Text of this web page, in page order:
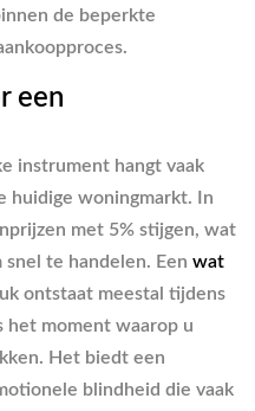
de beperkte
een
instrument hangt vaak
huidige woningmarkt. In
met 5% stijgen, wat
te handelen. Een wat
ontstaat meestal tijdens
het moment waarop u
Het biedt een
blindheid die vaak